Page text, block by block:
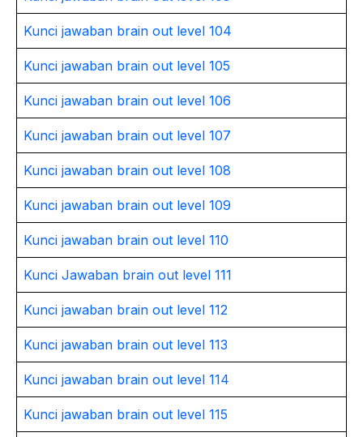
Kunci jawaban brain out level 104
Kunci jawaban brain out level 105
Kunci jawaban brain out level 106
Kunci jawaban brain out level 107
Kunci jawaban brain out level 108
Kunci jawaban brain out level 109
Kunci jawaban brain out level 110
Kunci Jawaban brain out level 111
Kunci jawaban brain out level 112
Kunci jawaban brain out level 113
Kunci jawaban brain out level 114
Kunci jawaban brain out level 115